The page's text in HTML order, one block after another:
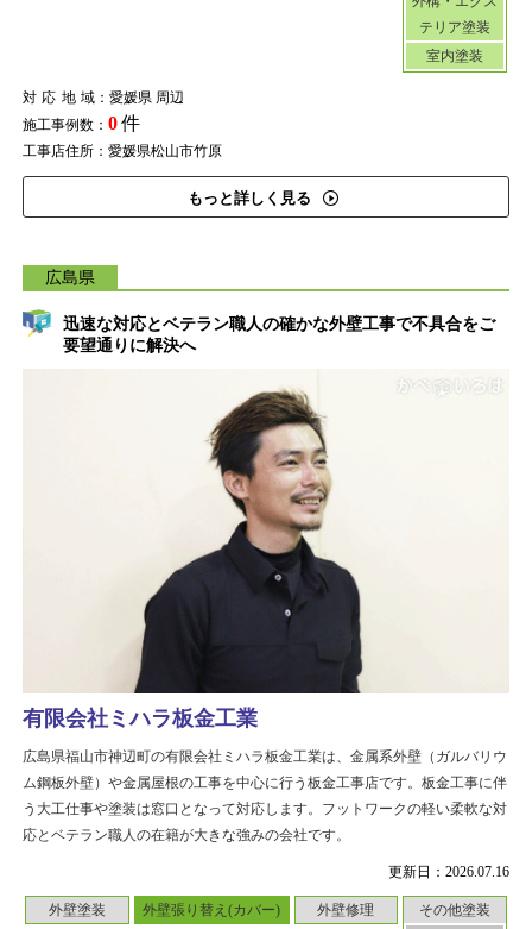
テリア塗装
室内塗装
対応地域：愛媛県 周辺
施工事例数： 0件
工事店住所：愛媛県松山市竹原
もっと詳しく見る
広島県
迅速な対応とベテラン職人の確かな外壁工事で不具合をご
要望通りに解決へ
更新日：2026.07.16
外壁塗装 外壁張り替え(カバー) 外壁修理
その他塗装
有限会社ミハラ板金工業
広島県福山市神辺町の有限会社ミハラ板金工業は、金属系外壁（ガルバリウ
ム鋼板外壁）や金属屋根の工事を中心に行う板金工事店です。板金工事に伴
う大工仕事や塗装は窓口となって対応します。フットワークの軽い柔軟な対
応とベテラン職人の在籍が大きな強みの会社です。